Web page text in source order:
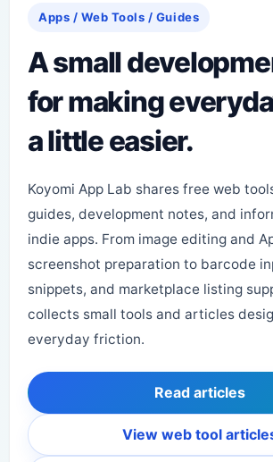
Apps / Web Tools / Guides
A small
for making
a little easier.
Koyomi App Lab shares free web
guides, development notes, and
indie apps. From image editing and
screenshot preparation to barcode
snippets, and marketplace listing
collects small tools and articles
everyday friction.
Read articles
View web tool